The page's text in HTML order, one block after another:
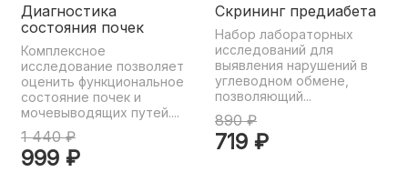
Диагностика
состояния почек
Комплексное
исследование позволяет
оценить функциональное
состояние почек и
мочевыводящих путей....
1 440 ₽
999 ₽
Скрининг предиабета
Набор лабораторных
исследований для
выявления нарушений в
углеводном обмене,
позволяющий...
890 ₽
719 ₽